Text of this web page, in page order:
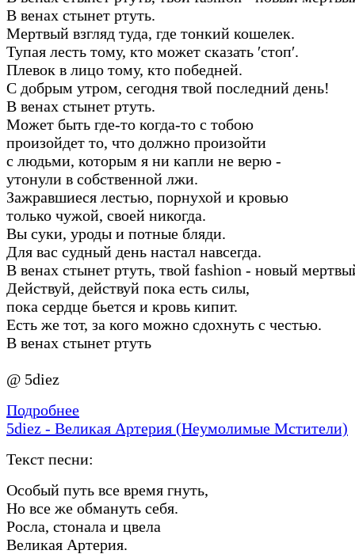
В венах стынет ртуть.
Мертвый взгляд туда, где тонкий кошелек.
Тупая лесть тому, кто может сказать ′стоп′.
Плевок в лицо тому, кто победней.
С добрым утром, сегодня твой последний день!
В венах стынет ртуть.
Может быть где-то когда-то с тобою
произойдет то, что должно произойти
с людьми, которым я ни капли не верю -
утонули в собственной лжи.
Зажравшиеся лестью, порнухой и кровью
только чужой, своей никогда.
Вы суки, уроды и потные бляди.
Для вас судный день настал навсегда.
В венах стынет ртуть, твой fashion - новый
Действуй, действуй пока есть силы,
пока сердце бьется и кровь кипит.
Есть же тот, за кого можно сдохнуть с честью.
В венах стынет ртуть
@ 5diez
Подробнее
5diez - Великая Артерия (Неумолимые Мстители)
Текст песни:
Особый путь все время гнуть,
Но все же обмануть себя.
Росла, стонала и цвела
Великая Артерия.